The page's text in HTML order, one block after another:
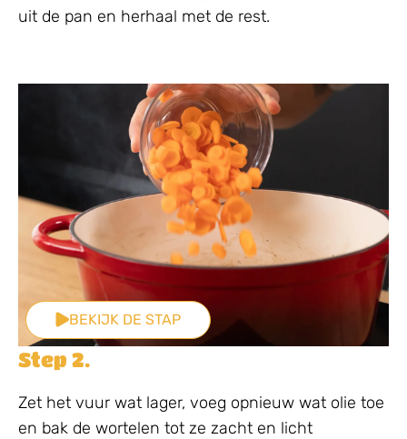
uit de pan en herhaal met de rest.
BEKIJK DE STAP
Step 2.
Zet het vuur wat lager, voeg opnieuw wat olie toe
en bak de wortelen tot ze zacht en licht